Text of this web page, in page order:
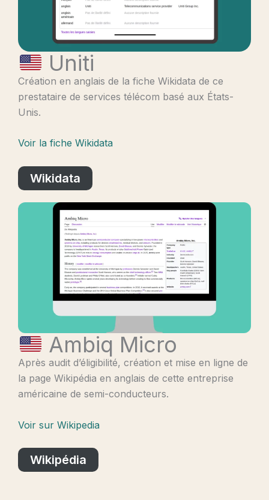
Uniti
Création en anglais de la fiche Wikidata de ce
prestataire de services télécom basé aux États-
Unis.
Voir la fiche Wikidata
Wikidata
Ambiq Micro
Après audit d’éligibilité, création et mise en ligne de
la page Wikipédia en anglais de cette entreprise
américaine de semi-conducteurs.
Voir sur Wikipedia
Wikipédia